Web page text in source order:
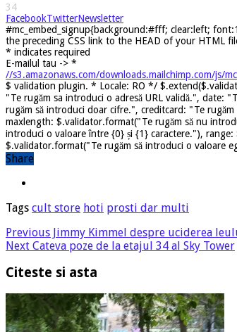
34
FacebookTwitterNewsletter
#mc_embed_signup{background:#fff; clear:left;
the preceding CSS link to the HEAD of your HTML
* indicates required
E-mailul tau -> *
//s3.amazonaws.com/downloads.mailchimp.com/js/
$ validation plugin. * Locale: RO */
"Te rugăm sa introduci o adresă URL validă.", date:
rugăm să introduci doar cifre.", creditcard: "Te
maxlength: $.validator.format("Te rugăm să nu
introduci o valoare între {0} și {1} caractere."),
$.validator.format("Te rugăm să introduci o valoare
Share
Tags cult store hoti prosti dar multi
Previous Jimmy Kimmel despre uciderea
Next Cateva poze de la etajul 34 al Sky Tower
Citeste si asta